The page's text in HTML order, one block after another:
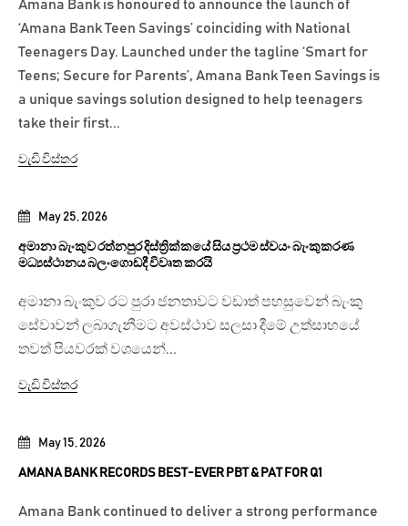
May 15, 2026
AMANA BANK RECORDS BEST-EVER PBT & PAT FOR Q1
Amana Bank continued to deliver a strong performance
May 25, 2026
අමානා බැංකුව රත්නපුර දිස්ත්‍රික්කයේ සිය ප්‍රථම ස්වයං බැංකුකරණ
මධ්‍යස්ථානය බලංගොඩදී විවෘත කරයි
අමානා බැංකුව රට පුරා ජනතාවට වඩාත් පහසුවෙන් බැංකු
සේවාවන් ලබාගැනීමට අවස්ථාව සලසා දීමේ උත්සාහයේ
තවත් පියවරක් වශයෙන්...
වැඩි විස්තර
Amana Bank is honoured to announce the launch of
‘Amana Bank Teen Savings’ coinciding with National
Teenagers Day. Launched under the tagline ‘Smart for
Teens; Secure for Parents’, Amana Bank Teen Savings is
a unique savings solution designed to help teenagers
take their first...
වැඩි විස්තර